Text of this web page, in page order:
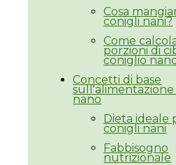
Cosa
conigli nani?
Come
porzioni di
coniglio
Concetti di base
nano
Dieta ideale
conigli nani
Fabbisogno
nutrizionale